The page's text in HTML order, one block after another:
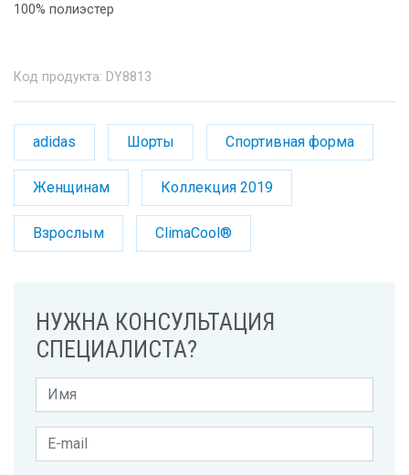
100% полиэстер
Код продукта: DY8813
adidas Шорты Спортивная форма
Женщинам Коллекция 2019
Взрослым ClimaCool®
НУЖНА КОНСУЛЬТАЦИЯ
СПЕЦИАЛИСТА?